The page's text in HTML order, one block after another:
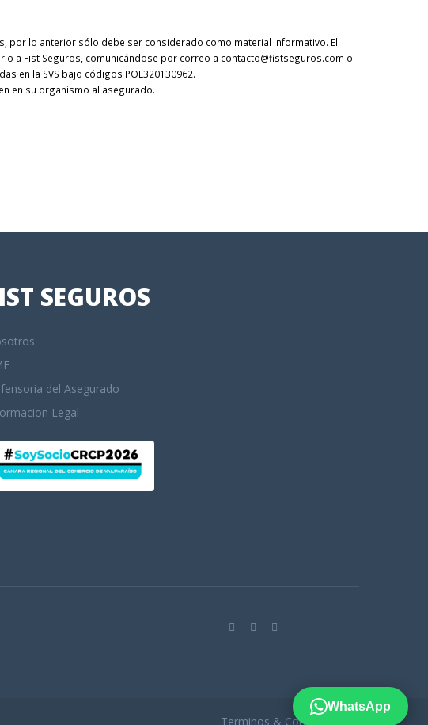
por lo anterior sólo debe ser considerado como material informativo. El
a Fist Seguros, comunicándose por correo a contacto@fistseguros.com o
en la SVS bajo códigos POL320130962.
en su organismo al asegurado.
WhatsApp
SEGUROS
del Asegurado
Legal
Terminos & Condiciones